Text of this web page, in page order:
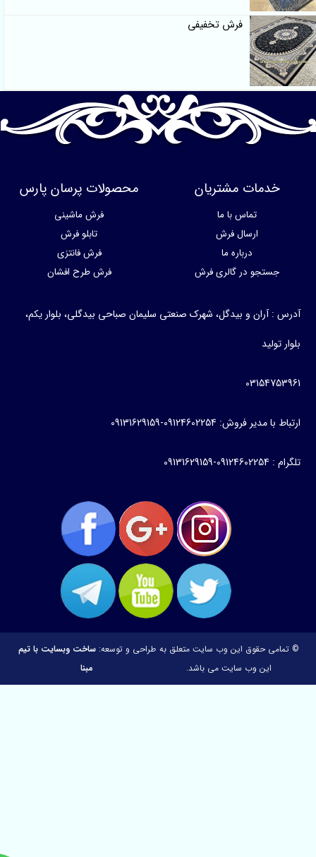
فرش تخفیفی
خدمات مشتریان
تماس با ما
ارسال فرش
درباره ما
جستجو در گالری فرش
محصولات پرسان پارس
فرش ماشینی
تابلو فرش
فرش فانتزی
فرش طرح افشان
: آران و بیدگل، شهرک صنعتی سلیمان صباحی بیدگلی، بلوار یکم،
تولید
با مدیر فروش: 09124602254-09131629159
: 09124602254-09131629159
© تمامی حقوق این وب سایت متعلق به
این وب سایت می باشد.
طراحی و توسعه:ساخت وبسایت با تیم